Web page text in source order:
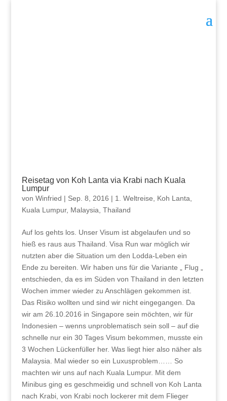
Reisetag von Koh Lanta via Krabi nach Kuala
Lumpur
von Winfried | Sep. 8, 2016 | 1. Weltreise Koh Lanta
Kuala Lumpur, Malaysia Thailand
Auf los gehts los. Unser Visum ist abgelaufen und so
hieß es raus aus Thailand. Visa Run war möglich wir
nutzten aber die Situation um den Lodda-Leben ein
Ende zu bereiten. Wir haben uns für die Variante „ Flug „
entschieden, da es im Süden von Thailand in den letzten
Wochen immer wieder zu Anschlägen gekommen ist.
Das Risiko wollten und sind wir nicht eingegangen. Da
wir am 26.10.2016 in Singapore sein möchten, wir für
Indonesien – wenns unproblematisch sein soll – auf die
schnelle nur ein 30 Tages Visum bekommen, musste ein
3 Wochen Lückenfüller her. Was liegt hier also näher als
Malaysia. Mal wieder so ein Luxusproblem…… So
machten wir uns auf nach Kuala Lumpur. Mit dem
Minibus ging es geschmeidig und schnell von Koh Lanta
nach Krabi, von Krabi noch lockerer mit dem Flieger